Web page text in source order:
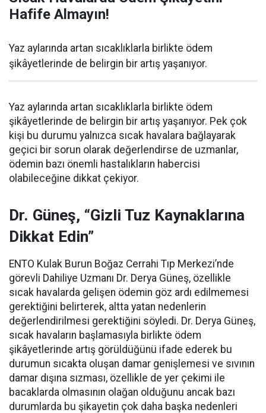
Hafife Almayın!
Yaz aylarında artan sıcaklıklarla birlikte ödem
şikâyetlerinde de belirgin bir artış yaşanıyor.
Yaz aylarında artan sıcaklıklarla birlikte ödem
şikâyetlerinde de belirgin bir artış yaşanıyor. Pek çok
kişi bu durumu yalnızca sıcak havalara bağlayarak
geçici bir sorun olarak değerlendirse de uzmanlar,
ödemin bazı önemli hastalıkların habercisi
olabileceğine dikkat çekiyor.
Dr. Güneş, “Gizli Tuz Kaynaklarına
Dikkat Edin”
ENTO Kulak Burun Boğaz Cerrahi Tıp Merkezi’nde
görevli Dahiliye Uzmanı Dr. Derya Güneş, özellikle
sıcak havalarda gelişen ödemin göz ardı edilmemesi
gerektiğini belirterek, altta yatan nedenlerin
değerlendirilmesi gerektiğini söyledi. Dr. Derya Güneş,
sıcak havaların başlamasıyla birlikte ödem
şikâyetlerinde artış görüldüğünü ifade ederek bu
durumun sıcakta oluşan damar genişlemesi ve sıvının
damar dışına sızması, özellikle de yer çekimi ile
bacaklarda olmasının olağan olduğunu ancak bazı
durumlarda bu şikayetin çok daha başka nedenleri